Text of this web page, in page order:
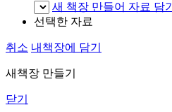
새 책장 만들어 자료 담기
선택한 자료
취소 내책장에 담기
새책장 만들기
닫기